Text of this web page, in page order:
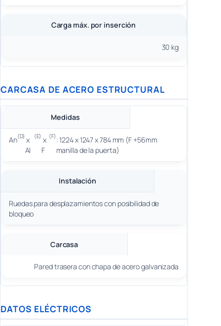
Carga máx. por inserción
30 kg
CARCASA DE ACERO ESTRUCTURAL
Medidas
An(D) x
Al
(E) x
F
(F) : 1224 x 1247 x 784 mm (F +56mm
manilla de la puerta)
Instalación
Ruedas para desplazamientos con posibilidad de
bloqueo
Carcasa
Pared trasera con chapa de acero galvanizada
DATOS ELÉCTRICOS